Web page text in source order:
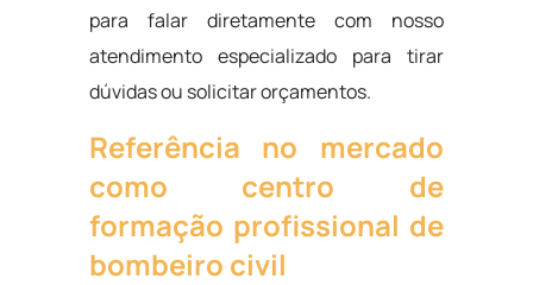
para falar diretamente com nosso
atendimento especializado para tirar
dúvidas ou solicitar orçamentos.
Referência no mercado
como centro de
formação profissional de
bombeiro civil